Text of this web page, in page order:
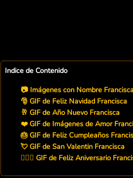
Indice de Contenido
📷 Imágenes con Nombre
🎅 GIF de Feliz Navidad Francisca
🥂 GIF de Año Nuevo Francisca
❤️ GIF de Imágenes de Amor
🎂 GIF de Feliz Cumpleaños
💘 GIF de San Valentin Francisca
👨‍❤️‍👨 GIF de Feliz Aniversario